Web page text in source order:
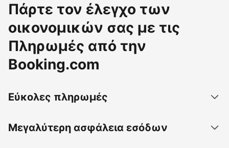
Πάρτε τον έλεγχο των
οικονομικών σας με τις
Πληρωμές από την
Booking.com
Εύκολες πληρωμές
Μεγαλύτερη ασφάλεια εσόδων